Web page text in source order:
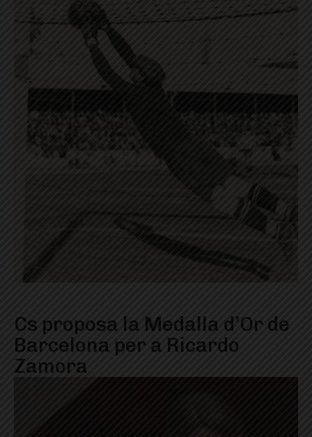
Cs proposa la Medalla d’Or de
Barcelona per a Ricardo
Zamora